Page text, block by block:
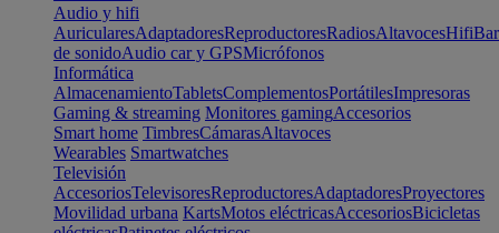
Audio y hifi
AuricularesAdaptadoresReproductoresRadiosAltavocesHifi
de sonidoAudio car y GPSMicrófonos
Informática
AlmacenamientoTabletsComplementosPortátilesImpresoras
Gaming & streaming Monitores gamingAccesorios
Smart home TimbresCámarasAltavoces
Wearables Smartwatches
Televisión
AccesoriosTelevisoresReproductoresAdaptadoresProyectores
Movilidad urbana KartsMotos eléctricasAccesoriosBicicletas